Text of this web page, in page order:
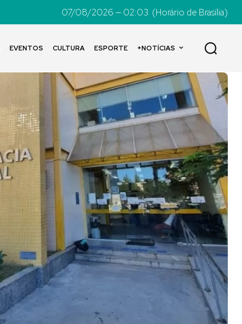
07/08/2026 — 02:03 (Horário de Brasília)
EVENTOS CULTURA ESPORTE +NOTÍCIAS